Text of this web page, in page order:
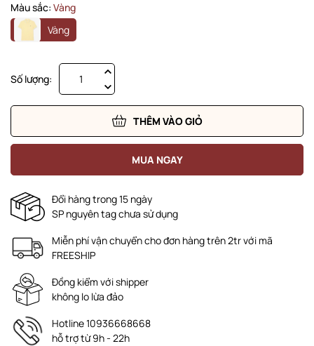
Màu sắc: Vàng
Vàng
Số lượng:
THÊM VÀO GIỎ
MUA NGAY
Đổi hàng trong 15 ngày
SP nguyên tag chưa sử dụng
Miễn phí vận chuyển cho đơn hàng trên 2tr với mã
FREESHIP
Đồng kiểm với shipper
không lo lừa đảo
Hotline 10936668668
hỗ trợ từ 9h - 22h